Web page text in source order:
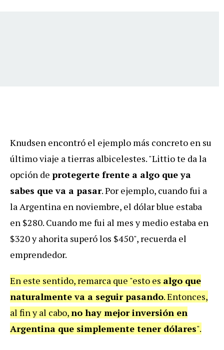
Knudsen encontró el ejemplo más concreto en su
último viaje a tierras albicelestes. "Littio te da la
opción de protegerte frente a algo que ya
sabes que va a pasar. Por ejemplo, cuando fui a
la Argentina en noviembre, el dólar blue estaba
en $280. Cuando me fui al mes y medio estaba en
$320 y ahorita superó los $450", recuerda el
emprendedor.
En este sentido, remarca que "esto es algo que
naturalmente va a seguir pasando. Entonces,
al fin y al cabo,no hay mejor inversión en
Argentina que simplemente tener dólares".